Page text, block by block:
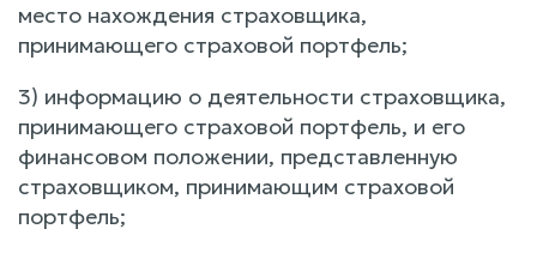
место нахождения страховщика,
принимающего страховой портфель;
3) информацию о деятельности страховщика,
принимающего страховой портфель, и его
финансовом положении, представленную
страховщиком, принимающим страховой
портфель;